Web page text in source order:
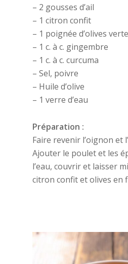
– 2 gousses d’ail
– 1 citron confit
– 1 poignée d’olives
– 1 c. à c. gingembre
– 1 c. à c. curcuma
– Sel, poivre
– Huile d’olive
– 1 verre d’eau
Préparation :
Faire revenir l’oignon et
Ajouter le poulet et les
l’eau, couvrir et laisser
citron confit et olives en